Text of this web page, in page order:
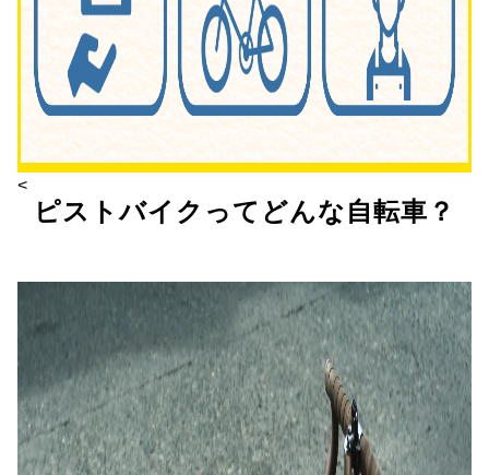
<
ピストバイクってどんな自転車？